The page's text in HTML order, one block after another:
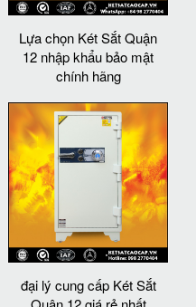
Lựa chọn Két Sắt Quận
12 nhập khẩu bảo mật
chính hãng
đại lý cung cấp Két Sắt